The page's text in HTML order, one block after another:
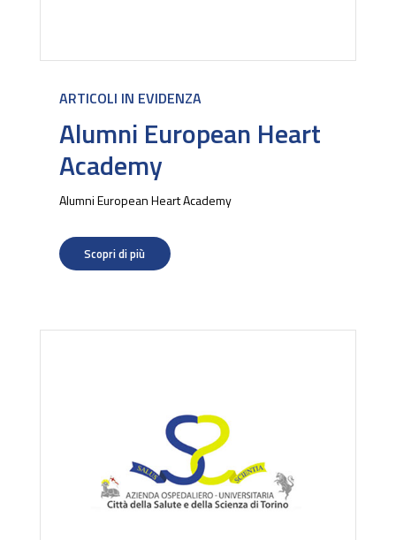
ARTICOLI IN EVIDENZA
Alumni European Heart
Academy
Alumni European Heart Academy
Scopri di più